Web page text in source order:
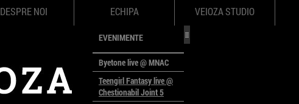
DESPRE NOI ECHIPA VEIOZA STUDIO
EVENIMENTE
Byetone live @ MNAC
Teengirl Fantasy live @
Chestionabil Joint 5